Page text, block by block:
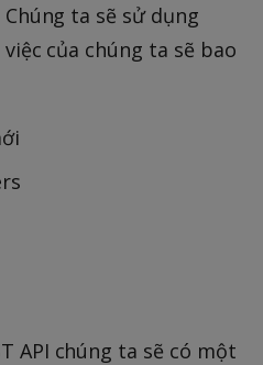
ta sẽ sử dụng
việc của chúng ta sẽ bao
API chúng ta sẽ có một